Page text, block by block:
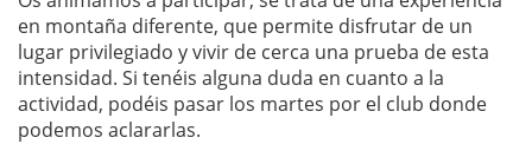
en montaña diferente, que permite disfrutar de un
lugar privilegiado y vivir de cerca una prueba de esta
intensidad. Si tenéis alguna duda en cuanto a la
actividad, podéis pasar los martes por el club donde
podemos aclararlas.